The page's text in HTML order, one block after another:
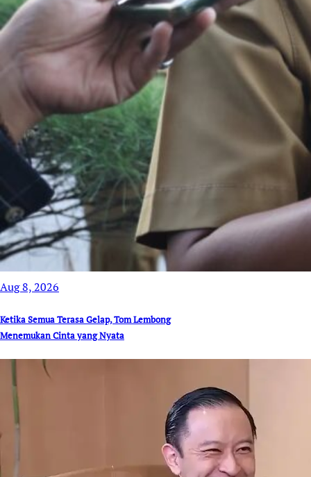
Aug 8, 2026
Ketika Semua Terasa Gelap, Tom Lembong
Menemukan Cinta yang Nyata